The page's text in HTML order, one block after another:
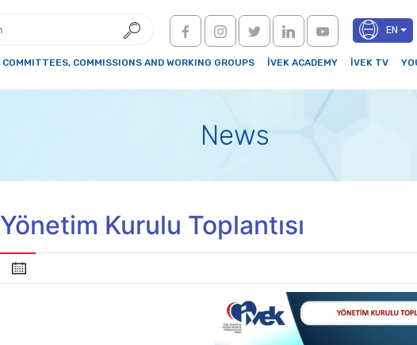
EN
COMMITTEES, COMMISSIONS AND WORKING GROUPS İVEK ACADEMY İVEK TV
News
Yönetim Kurulu Toplantısı